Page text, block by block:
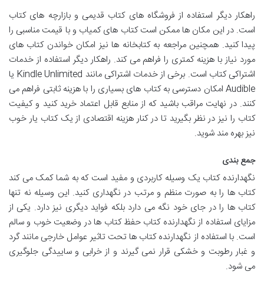
راهکار دیگر استفاده از فروشگاه های کتاب قدیمی و بازارچه های کتاب
است. در این مکان ها ممکن است کتاب های کمیاب و با قیمت مناسبی را
پیدا کنید. همچنین مراجعه به کتابخانه ها نیز امکان خواندن کتاب های
مورد نیاز با هزینه کمتری را فراهم می کند. راهکار دیگر استفاده از خدمات
اشتراکی کتاب است. برخی از خدمات اشتراکی مانند Kindle Unlimited یا
Audible امکان دسترسی به کتاب های بسیاری را با هزینه ثابتی فراهم می
کنند. در نهایت مراقب باشید که از منابع قابل اعتماد خرید کنید و کیفیت
کتاب را نیز در نظر بگیرید تا در کنار هزینه اقتصادی از یک کتاب یار خوب
نیز بهره مند شوید.
جمع بندی
نگهدارنده کتاب یک وسیله کاربردی و مفید است که به شما کمک می کند
کتاب ها را به صورت منظم و مرتب در نگهداری کنید. این وسیله نه تنها
کتاب ها را در جای خود نگه می دارد بلکه فواید دیگری نیز دارد. یکی از
مزایای استفاده از نگهدارنده کتاب حفظ کتاب ها در وضعیت خوب و سالم
است. با استفاده از نگهدارنده کتاب ها تحت تاثیر عوامل خارجی مانند گرد
و غبار رطوبت و خشکی قرار نمی گیرند و از خرابی و ساییدگی جلوگیری
می شود.